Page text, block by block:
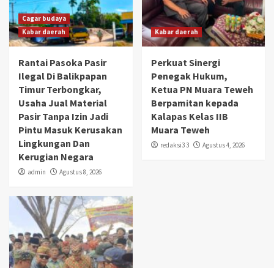
Cagar budaya
Kabar daerah
Rantai Pasoka Pasir
Ilegal Di Balikpapan
Timur Terbongkar,
Usaha Jual Material
Pasir Tanpa Izin Jadi
Pintu Masuk Kerusakan
Lingkungan Dan
Kerugian Negara
admin Agustus 8, 2026
Kabar daerah
Perkuat Sinergi
Penegak Hukum,
Ketua PN Muara Teweh
Berpamitan kepada
Kalapas Kelas IIB
Muara Teweh
redaksi3 3 Agustus 4, 2026